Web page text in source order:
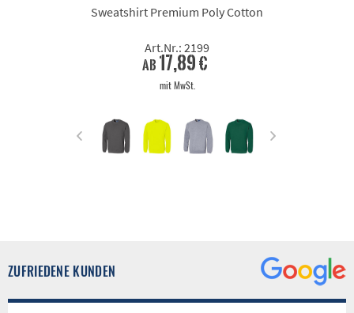
Sweatshirt Premium Poly Cotton
Art.Nr.: 2199
ab 17,89 €
mit MwSt.
ZUFRIEDENE KUNDEN